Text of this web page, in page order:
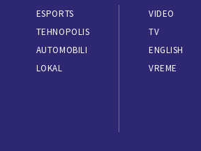
ESPORTS
TEHNOPOLIS
AUTOMOBILI
LOKAL
VIDEO
TV
ENGLISH
VREME